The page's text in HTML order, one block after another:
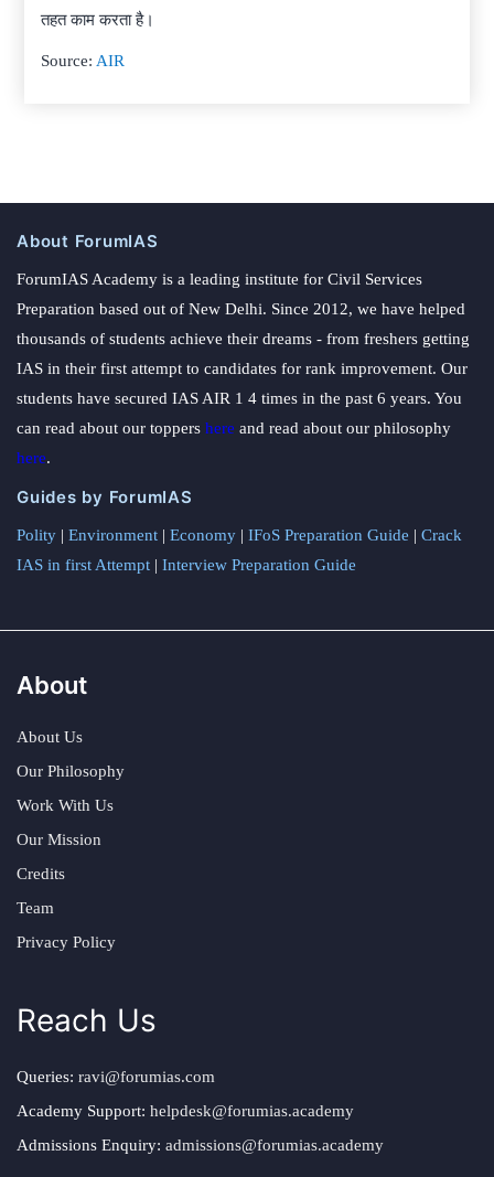
तहत काम करता है।
Source: AIR
About ForumIAS
ForumIAS Academy is a leading institute for Civil Services
Preparation based out of New Delhi. Since 2012, we have helped
thousands of students achieve their dreams - from freshers getting
IAS in their first attempt to candidates for rank improvement. Our
students have secured IAS AIR 1 4 times in the past 6 years. You
can read about our toppers here and read about our philosophy
here.
Guides by ForumIAS
Polity | Environment | Economy | IFoS Preparation Guide | Crack
IAS in first Attempt | Interview Preparation Guide
About
About Us
Our Philosophy
Work With Us
Our Mission
Credits
Team
Privacy Policy
Reach Us
Queries: ravi@forumias.com
Academy Support: helpdesk@forumias.academy
Admissions Enquiry: admissions@forumias.academy